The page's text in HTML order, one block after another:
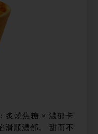
炙燒焦糖 × 濃郁卡
滑順濃郁。 甜而不